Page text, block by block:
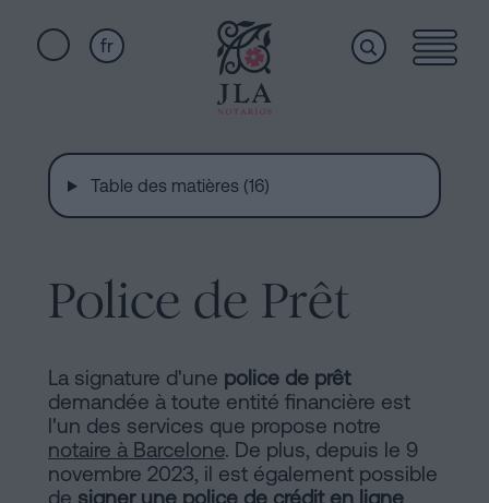
fr
Home
Services
Qui
sommes-
nous
rapides
Notaire
à
Barcelone
Acte
de
Table des matières (16)
Police de Prêt
La signature d'une police de prêt
demandée à toute entité financière est
l'un des services que propose notre
notaire à Barcelone. De plus, depuis le 9
novembre 2023, il est également possible
de signer une police de crédit en ligne